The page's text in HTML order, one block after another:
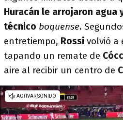
Huracán le arrojaron agua
técnico boquense.
entretiempo, Rossi volvió a
tapando un remate de
aire al recibir un centro de